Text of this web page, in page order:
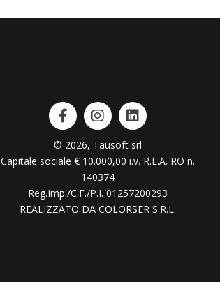
© 2026, Tausoft srl
Capitale sociale € 10.000,00 i.v. R.E.A. RO n.
140374
Reg.Imp./C.F./P.I. 01257200293
REALIZZATO DA COLORSER S.R.L.